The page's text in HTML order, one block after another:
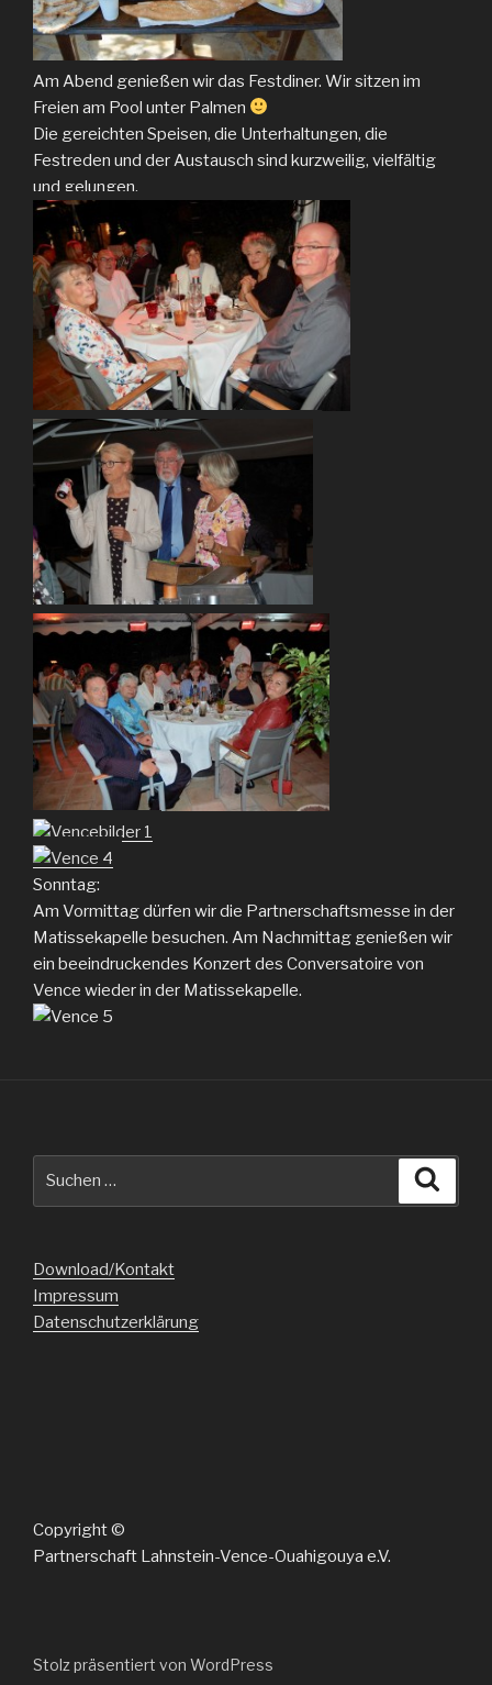
Am Abend genießen wir das Festdiner. Wir sitzen im
Freien am Pool unter Palmen
Die gereichten Speisen, die Unterhaltungen, die
Festreden und der Austausch sind kurzweilig, vielfältig
und gelungen.
Sonntag:
Am Vormittag dürfen wir die Partnerschaftsmesse in der
Matissekapelle besuchen. Am Nachmittag genießen wir
ein beeindruckendes Konzert des Conversatoire von
Vence wieder in der Matissekapelle.
Download/Kontakt
Impressum
Datenschutzerklärung
Copyright ©
Partnerschaft Lahnstein-Vence-Ouahigouya e.V.
Stolz präsentiert von WordPress